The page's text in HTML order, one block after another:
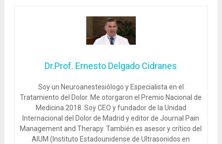
Dr.Prof. Ernesto Delgado Cidranes
Soy un Neuroanestesiólogo y Especialista en el
Tratamiento del Dolor. Me otorgaron el Premio Nacional de
Medicina 2018. Soy CEO y fundador de la Unidad
Internacional del Dolor de Madrid y editor de Journal Pain
Management and Therapy. También es asesor y crítico del
AIUM (Instituto Estadounidense de Ultrasonidos en